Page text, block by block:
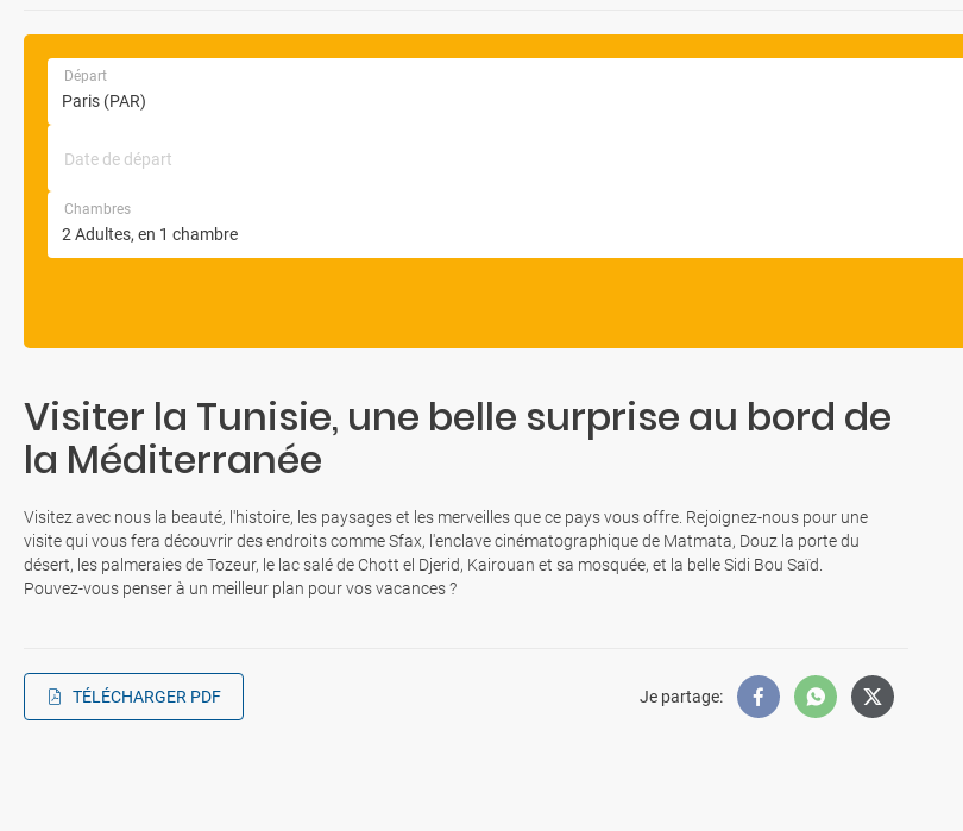
Départ
Date de départ
Chambres
Visiter la Tunisie, une belle surprise au bord de
la Méditerranée
Visitez avec nous la beauté, l'histoire, les paysages et les merveilles que ce pays vous offre. Rejoignez-nous pour une
visite qui vous fera découvrir des endroits comme Sfax, l'enclave cinématographique de Matmata, Douz la porte du
désert, les palmeraies de Tozeur, le lac salé de Chott el Djerid, Kairouan et sa mosquée, et la belle Sidi Bou Saïd.
Pouvez-vous penser à un meilleur plan pour vos vacances ?
TÉLÉCHARGER PDF Je partage: